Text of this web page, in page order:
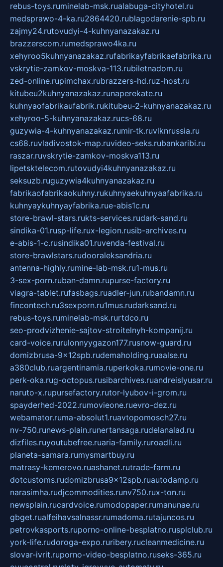
rebus-toys.ruminelab-msk.rualabuga-cityhotel.ru
medsprawo-4-ka.ru2864420.rublagodarenie-spb.ru
zajmy24.rutovudyi-4-kuhnyanazakaz.ru
brazzerscom.rumedsprawo4ka.ru
xehyroo5kuhnyanazakaz.rufabrikayfabrikaefabrika.ru
vskrytie-zamkov-moskva-113.rubiletnadom.ru
zed-online.rupimchax.rubrazzers-hd.ruz-host.ru
kitubeu2kuhnyanazakaz.runaperekate.ru
kuhnyaofabrikaufabrik.rukitubeu-2-kuhnyanazakaz.ru
xehyroo-5-kuhnyanazakaz.rucs-68.ru
guzywia-4-kuhnyanazakaz.rumir-tk.ruvlknrussia.ru
cs68.ruvladivostok-map.ruvideo-seks.rubankaribi.ru
raszar.ruvskrytie-zamkov-moskva113.ru
lipetsktelecom.rutovudyi4kuhnyanazakaz.ru
seksuzb.ruguzywia4kuhnyanazakaz.ru
fabrikaofabrikaokuhny.rukuhnyaekuhnyaafabrika.ru
kuhnyaykuhnyayfabrika.rue-abis1c.ru
store-brawl-stars.rukts-services.rudark-sand.ru
sindika-01.rusp-life.rux-legion.rusib-archives.ru
e-abis-1-c.rusindika01.ruvenda-festival.ru
store-brawlstars.rudooraleksandria.ru
antenna-highly.rumine-lab-msk.ru1-mus.ru
3-sex-porn.ruban-damn.rupurse-factory.ru
viagra-tablet.rufasbags.ruadler-jun.rubandamn.ru
fincontech.ru3sexporn.ru1mus.rudarksand.ru
rebus-toys.ruminelab-msk.rurtdco.ru
seo-prodvizhenie-sajtov-stroitelnyh-kompanij.ru
card-voice.rurulonnyygazon177.rusnow-guard.ru
domizbrusa-9x12spb.rudemaholding.ruaalse.ru
a380club.ruargentinamia.ruperkoka.rumovie-one.ru
perk-oka.rug-octopus.rusibarchives.ruandreislyusar.ru
naruto-x.rupursefactory.rutor-lyubov-i-grom.ru
spayderhed-2022.rumovieone.ruevro-dez.ru
webamator.ruma-absolut1.ruavtopomosch27.ru
nv-750.runews-plain.runertansaga.rudelanalad.ru
dizfiles.ruyoutubefree.ruaria-family.ruroadli.ru
planeta-samara.rumysmartbuy.ru
matrasy-kemerovo.ruashanet.rutrade-farm.ru
dotcustoms.rudomizbrusa9x12spb.ruautodamp.ru
narasimha.rudjcommodities.runv750.rux-ton.ru
newsplain.rucardvoice.rumodopaper.rumanunae.ru
gbget.rualfeihavsalnassr.rumadoma.rutajuncos.ru
petrovkasports.ruporno-online-besplatno.rusplclub.ru
york-life.rudoroga-expo.ruribery.rucleanmedicine.ru
slovar-ivrit.ruporno-video-besplatno.ruseks-365.ru